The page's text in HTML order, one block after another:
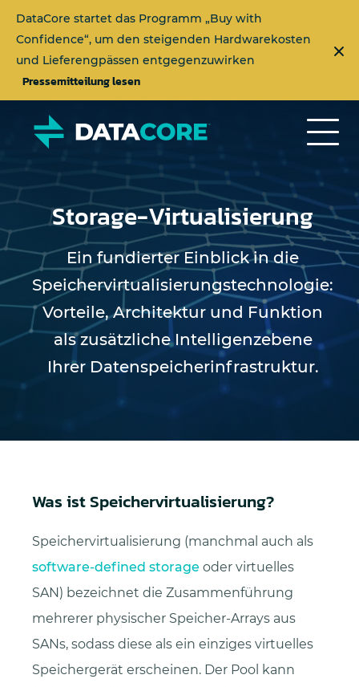
DataCore startet das Programm „Buy with
Confidence“, um den steigenden Hardwarekosten
und Lieferengpässen entgegenzuwirken
Pressemitteilung lesen
Storage-Virtualisierung
Ein fundierter Einblick in die
Speichervirtualisierungstechnologie:
Vorteile, Architektur und Funktion
als zusätzliche Intelligenzebene
Ihrer Datenspeicherinfrastruktur.
Was ist Speichervirtualisierung?
Speichervirtualisierung (manchmal auch als
software-defined storage oder virtuelles
SAN) bezeichnet die Zusammenführung
mehrerer physischer Speicher-Arrays aus
SANs, sodass diese als ein einziges virtuelles
Speichergerät erscheinen. Der Pool kann